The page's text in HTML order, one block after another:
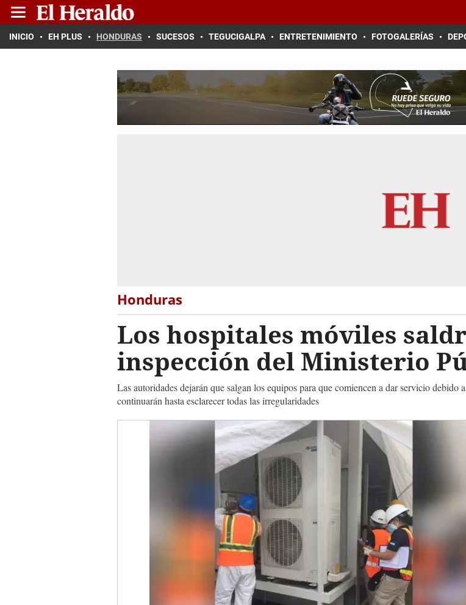
INICIO EH PLUS HONDURAS SUCESOS TEGUCIGALPA ENTRETENIMIENTO FOTOGALERÍAS
Honduras
Los hospitales móviles
inspección del Ministerio
Las autoridades dejarán que salgan los equipos para que comiencen a dar servicio
continuarán hasta esclarecer todas las irregularidades